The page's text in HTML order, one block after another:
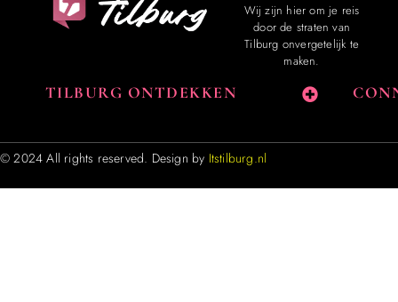
TILBURG ONTDEKKEN
Wij zijn hier om je reis
door de straten van
Tilburg onvergetelijk te
maken.
© 2024 All rights reserved. Design by Itstilburg.nl